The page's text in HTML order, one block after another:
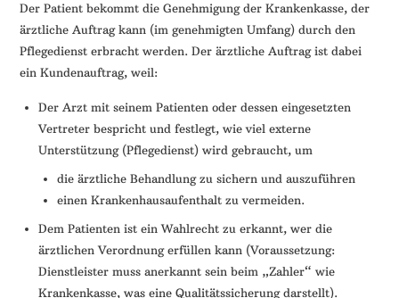
Der Patient bekommt die Genehmigung der Krankenkasse, der
ärztliche Auftrag kann (im genehmigten Umfang) durch den
Pflegedienst erbracht werden. Der ärztliche Auftrag ist dabei
ein Kundenauftrag, weil:
Der Arzt mit seinem Patienten oder dessen eingesetzten
Vertreter bespricht und festlegt, wie viel externe
Unterstützung (Pflegedienst) wird gebraucht, um
die ärztliche Behandlung zu sichern und auszuführen
einen Krankenhausaufenthalt zu vermeiden.
Dem Patienten ist ein Wahlrecht zu erkannt, wer die
ärztlichen Verordnung erfüllen kann (Voraussetzung:
Dienstleister muss anerkannt sein beim „Zahler“ wie
Krankenkasse, was eine Qualitätssicherung darstellt).